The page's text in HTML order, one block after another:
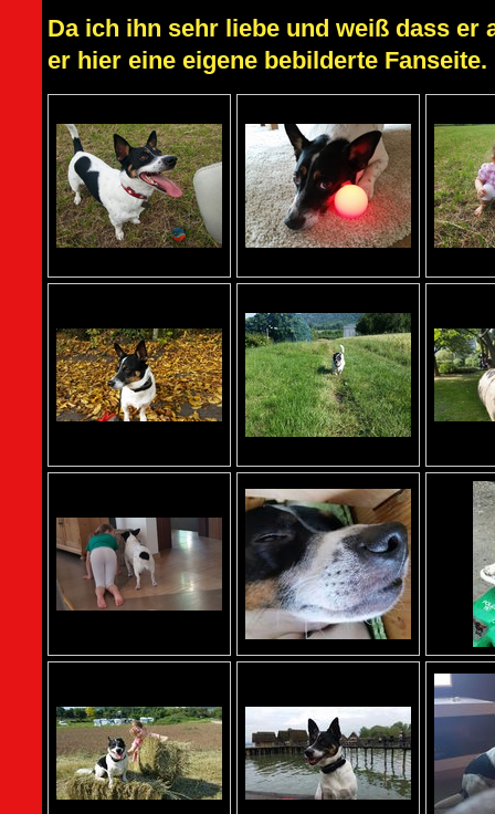
Da ich ihn sehr liebe und weiß dass er
er hier eine eigene bebilderte Fanseite.